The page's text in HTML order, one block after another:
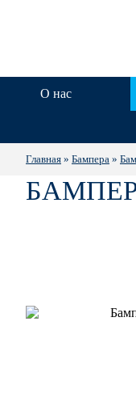
О нас
Главная » Бампера »